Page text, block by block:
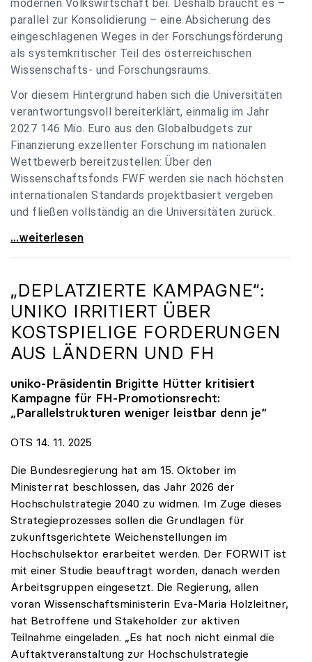
modernen Volkswirtschaft bei. Deshalb braucht es –
parallel zur Konsolidierung – eine Absicherung des
eingeschlagenen Weges in der Forschungsförderung
als systemkritischer Teil des österreichischen
Wissenschafts- und Forschungsraums.
Vor diesem Hintergrund haben sich die Universitäten
verantwortungsvoll bereiterklärt, einmalig im Jahr
2027 146 Mio. Euro aus den Globalbudgets zur
Finanzierung exzellenter Forschung im nationalen
Wettbewerb bereitzustellen: Über den
Wissenschaftsfonds FWF werden sie nach höchsten
internationalen Standards projektbasiert vergeben
und fließen vollständig an die Universitäten zurück.
Gemeinsam für einen starken Wissenschafts- und
...weiterlesen
„DEPLATZIERTE KAMPAGNE“:
UNIKO IRRITIERT ÜBER
KOSTSPIELIGE FORDERUNGEN
AUS LÄNDERN UND FH
uniko-Präsidentin Brigitte Hütter kritisiert
Kampagne für FH-Promotionsrecht:
„Parallelstrukturen weniger leistbar denn je“
OTS 14. 11. 2025
Die Bundesregierung hat am 15. Oktober im
Ministerrat beschlossen, das Jahr 2026 der
Hochschulstrategie 2040 zu widmen. Im Zuge dieses
Strategieprozesses sollen die Grundlagen für
zukunftsgerichtete Weichenstellungen im
Hochschulsektor erarbeitet werden. Der FORWIT ist
mit einer Studie beauftragt worden, danach werden
Arbeitsgruppen eingesetzt. Die Regierung, allen
voran Wissenschaftsministerin Eva-Maria Holzleitner,
hat Betroffene und Stakeholder zur aktiven
Teilnahme eingeladen. „Es hat noch nicht einmal die
Auftaktveranstaltung zur Hochschulstrategie